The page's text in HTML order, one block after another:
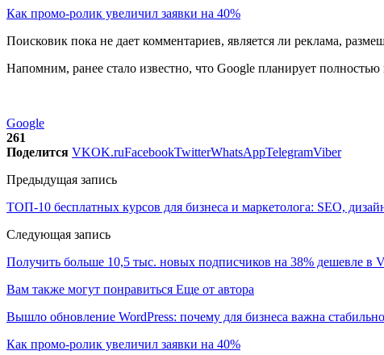
Как промо-ролик увеличил заявки на 40%
Поисковик пока не дает комментариев, является ли реклама,
Напомним, ранее стало известно, что Google планирует
Google
261
Поделится VKOK.ruFacebookTwitterWhatsAppTelegramViber
Предыдущая запись
ТОП-10 бесплатных курсов для бизнеса и маркетолога: SEO,
Следующая запись
Получить больше 10,5 тыс. новых подписчиков на 38% дешевле
Вам также могут понравиться Еще от автора
Вышло обновление WordPress: почему для бизнеса важна
Как промо-ролик увеличил заявки на 40%